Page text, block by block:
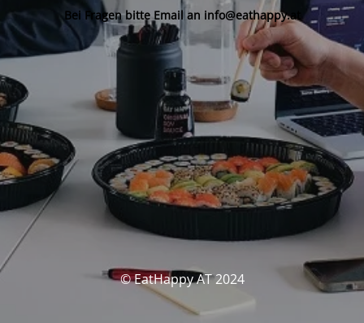
Bei Fragen bitte Email an info@eathappy.at
© EatHappy AT 2024